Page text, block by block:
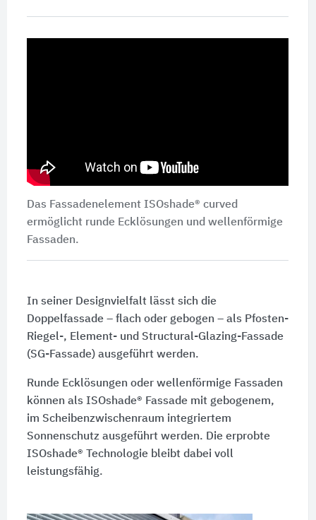
Das Fassadenelement ISOshade® curved
ermöglicht runde Ecklösungen und wellenförmige
Fassaden.
In seiner Designvielfalt lässt sich die
Doppelfassade – flach oder gebogen – als Pfosten-
Riegel-, Element- und Structural-Glazing-Fassade
(SG-Fassade) ausgeführt werden.
Runde Ecklösungen oder wellenförmige Fassaden
können als ISOshade® Fassade mit gebogenem,
im Scheibenzwischenraum integriertem
Sonnenschutz ausgeführt werden. Die erprobte
ISOshade® Technologie bleibt dabei voll
leistungsfähig.